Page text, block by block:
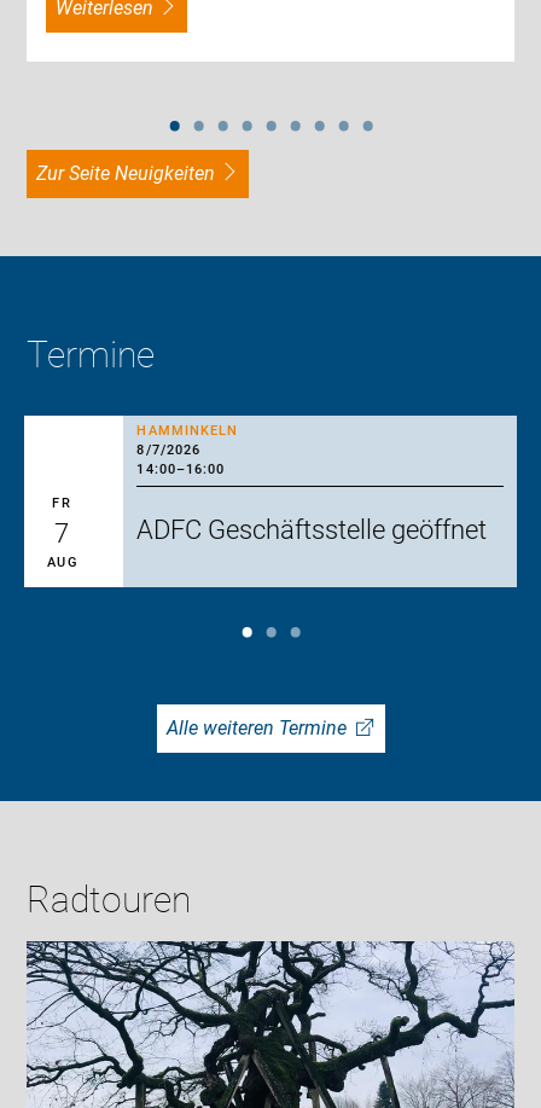
weiterlesen
zur Seite Neuigkeiten
Termine
HAMMINKELN
8/7/2026
14:00–16:00
FR
7
AUG
ADFC Geschäftsstelle geöffnet
Alle weiteren Termine
Radtouren